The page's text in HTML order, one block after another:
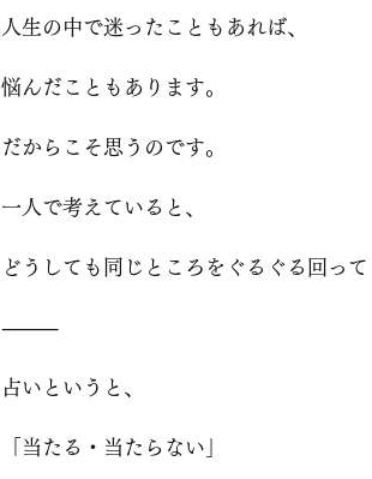
人生の中で迷ったこともあれば、
悩んだこともあります。
だからこそ思うのです。
一人で考えていると、
どうしても同じところをぐるぐる回っ
⸻
占いというと、
「当たる・当たらない」